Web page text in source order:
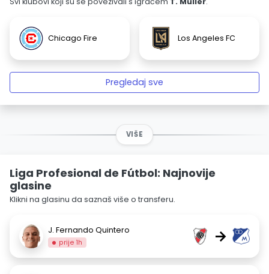
Chicago Fire Los Angeles FC
Pregledaj sve
VIŠE
Liga Profesional de Fútbol: Najnovije
glasine
Klikni na glasinu da saznaš više o transferu.
J. Fernando Quintero
prije 1h →